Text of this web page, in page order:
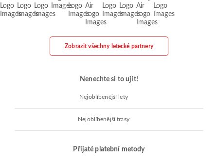
Zobrazit všechny letecké partnery
Nenechte si to ujít!
Nejoblíbenější lety
Nejoblíbenější trasy
Přijaté platební metody